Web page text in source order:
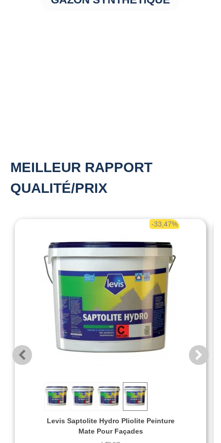
MEILLEUR RAPPORT
QUALITÉ/PRIX
-33,47%
Levis Saptolite Hydro Pliolite Peinture
Mate Pour Façades